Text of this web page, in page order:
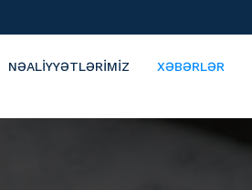
NƏALİYYƏTLƏRİMİZ XƏBƏRLƏR